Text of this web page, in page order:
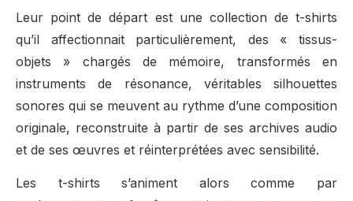
Leur point de départ est une collection de t-shirts
qu’il affectionnait particulièrement, des « tissus-
objets » chargés de mémoire, transformés en
instruments de résonance, véritables silhouettes
sonores qui se meuvent au rythme d’une composition
originale, reconstruite à partir de ses archives audio
et de ses œuvres et réinterprétées avec sensibilité.
Les t-shirts s’animent alors comme par